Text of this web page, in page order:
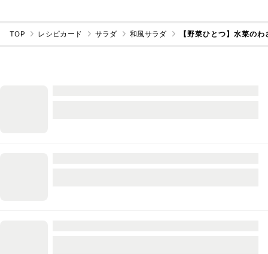
TOP レシピカード サラダ 和風サラダ 【野菜ひとつ】水菜の